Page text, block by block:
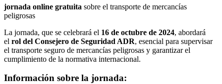
jornada online gratuita sobre el transporte de mercancías
peligrosas
La jornada, que se celebrará el 16 de octubre de 2024, abordará
el rol del Consejero de Seguridad ADR, esencial para supervisar
el transporte seguro de mercancías peligrosas y garantizar el
cumplimiento de la normativa internacional.
Información sobre la jornada: